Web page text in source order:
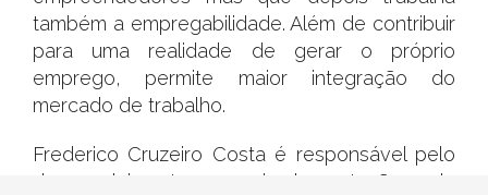
também a empregabilidade. Além de contribuir
para uma realidade de gerar o próprio
emprego, permite maior integração do
mercado de trabalho.
Frederico Cruzeiro Costa é responsável pelo
desenvolvimento e implementação de